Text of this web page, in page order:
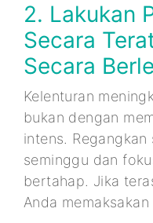
2. Lakukan
Secara
Secara
Kelenturan
bukan dengan
intens.
seminggu dan
bertahap. Jika
Anda